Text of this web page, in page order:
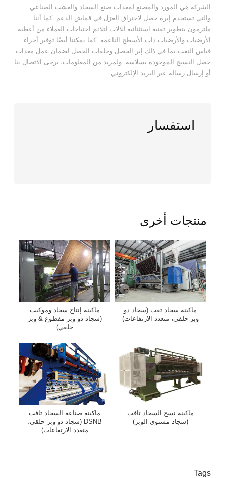
الشركة هي المورد والمصنع لمعدات صنع السجاد والعشب الصناعي
والتي تستخدم إبرة خصل لاختراق الغزل في قماش الدعم. كما أننا
ملتزمون بتطوير تقنية استثنائية للآلات لتلائم احتياجات العملاء من أغطية
الأرضيات والأرضيات ذات الأسطح الناعمة. كما يمكننا أيضًا توفير أجزاء
قياس التفت بما في ذلك إبر الخصل وحلقات الخصل لضمان عمل معدات
خصل النسيج الموجودة بسلاسة. ولمزيد من المعلومات، يرجى الاتصال بنا
أو إرسال رسالة عبر البريد الإلكتروني.
استفسار
منتجات أخرى
ماكينة سجاد تفت (سجاد ذو
وبر حلقي، متعدد الارتفاعات)
ماكينة إنتاج سجاد وموكيت
(سجاد ذو وبر مقطوع & وبر
حلقي)
ماكينة نسج السجاد تافت
(سجاد مستوي الوبر)
ماكينة صناعة السجاد تافت
DSNB (سجاد ذو وبر حلقي،
متعدد الارتفاعات)
Tags